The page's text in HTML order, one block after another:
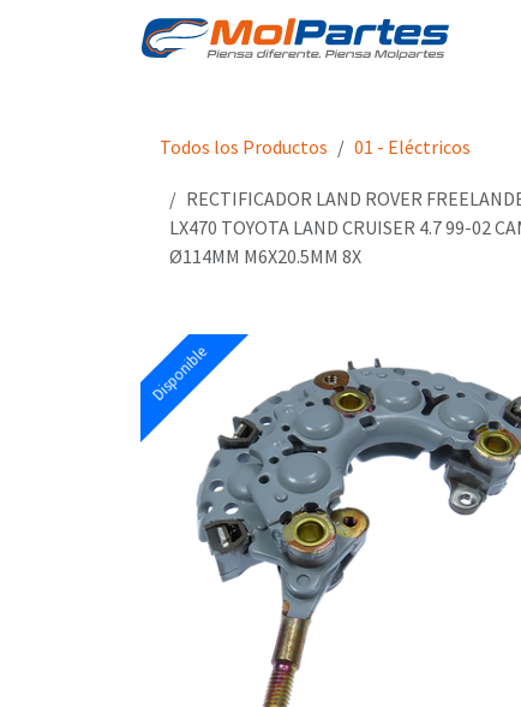
Todos los Productos 01 - Eléctricos
RECTIFICADOR LAND ROVER
LX470 TOYOTA LAND CRUISER 4.7 99-02
Ø114MM M6X20.5MM 8X
Disponible
Disponible